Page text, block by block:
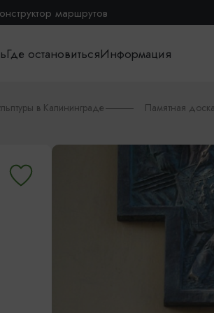
маршрутов
Где остановитьсяИнформация
в Калининграде Памятная